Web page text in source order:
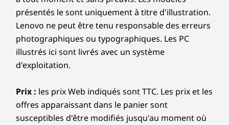
présentés le sont uniquement à titre d'illustration.
Lenovo ne peut être tenu responsable des erreurs
photographiques ou typographiques. Les PC
illustrés ici sont livrés avec un système
d'exploitation.
Prix : les prix Web indiqués sont TTC. Les prix et les
offres apparaissant dans le panier sont
susceptibles d'être modifiés jusqu'au moment où